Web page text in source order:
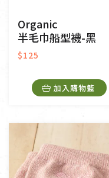
Organic
半毛巾船型襪-黑
$125
加入購物籃